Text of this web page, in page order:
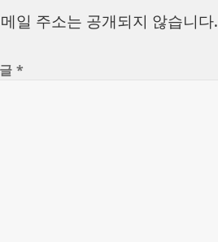
일 주소는 공개되지 않습니다.
*